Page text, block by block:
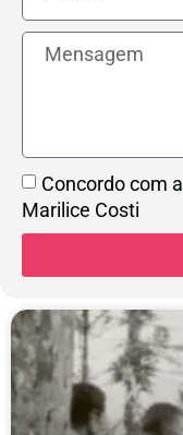
Concordo com a
Marilice Costi